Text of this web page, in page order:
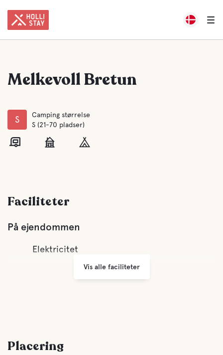
Melkevoll Bretun
S
Camping størrelse
S (21-70 pladser)
Faciliteter
På ejendommen
Elektricitet
Vis alle faciliteter
Placering